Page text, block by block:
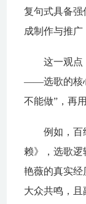
复句式具备强
成制作与推广
这一观点
——选歌的核
不能做”，再
例如，百
赖》，选歌
艳薇的真实经
大众共鸣，且